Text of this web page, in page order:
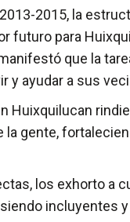
2015, la
futuro para
que la
y ayudar a sus
Huixquilucan
gente,
los exhorto a
incluyentes